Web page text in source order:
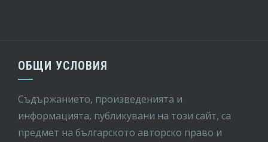
ОБЩИ УСЛОВИЯ
Съдържанието, произведенията и
информацията, публикувани на този сайт, са
предмет на бългaрското авторско право и